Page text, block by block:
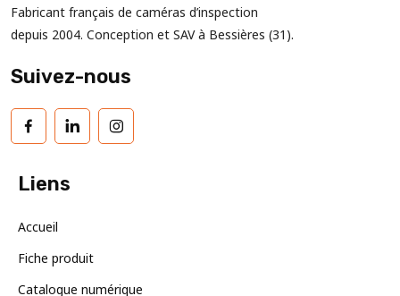
Fabricant français de caméras d’inspection
depuis 2004. Conception et SAV à Bessières (31).
Suivez-nous
Liens
Accueil
Fiche produit
Catalogue numérique